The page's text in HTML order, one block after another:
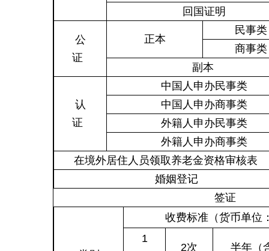
回国证明
公
证
正本
民事类
商事类
副本
认
证
中国人申办民事类
中国人申办商事类
外籍人申办民事类
外籍人申办商事类
在境外居住人员领取养老金资格审核
婚姻登记
签证
收费标准（货币单位
1
2次
半年（